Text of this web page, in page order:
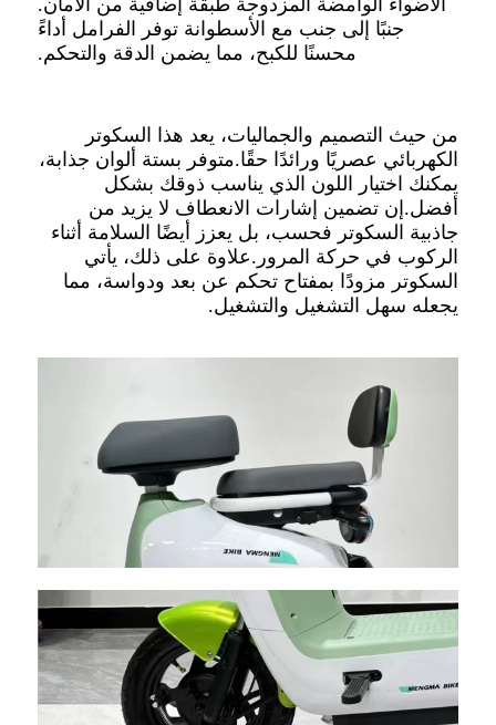
جنبًا إلى جنب مع الأسطوانة توفر الفرامل أداءً
محسنًا للكبح، مما يضمن الدقة والتحكم.
من حيث التصميم والجماليات، يعد هذا السكوتر
الكهربائي عصريًا ورائدًا حقًا.متوفر بستة ألوان جذابة،
يمكنك اختيار اللون الذي يناسب ذوقك بشكل
أفضل.إن تضمين إشارات الانعطاف لا يزيد من
جاذبية السكوتر فحسب، بل يعزز أيضًا السلامة أثناء
الركوب في حركة المرور.علاوة على ذلك، يأتي
السكوتر مزودًا بمفتاح تحكم عن بعد ودواسة، مما
يجعله سهل التشغيل والتشغيل.